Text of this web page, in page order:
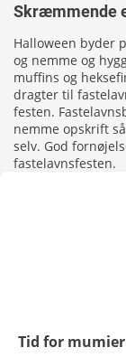
Skræmmende
Halloween byder
og nemme og
muffins og
dragter til
festen.
nemme opskrift
selv. God
fastelavnsfesten.
Tid for